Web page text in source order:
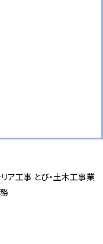
ア工事 とび・土木工事業